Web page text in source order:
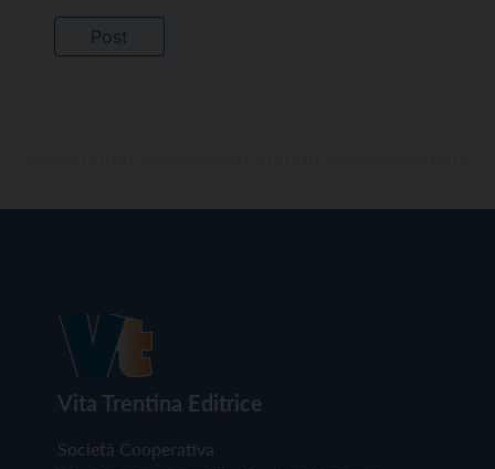
Vita Trentina Editrice
Società Cooperativa